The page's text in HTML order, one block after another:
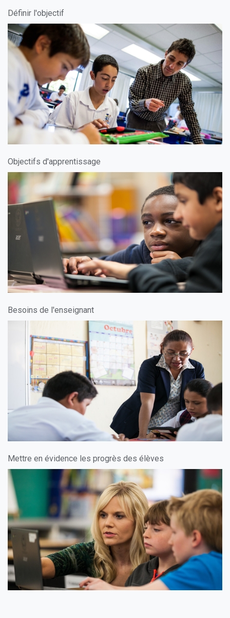
Définir l'objectif
Objectifs d'apprentissage
Besoins de l'enseignant
Mettre en évidence les progrès des élèves